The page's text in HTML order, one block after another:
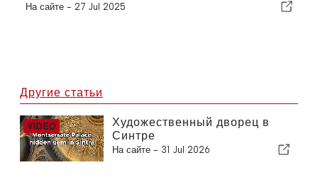
На сайте - 27 Jul 2025
Другие статьи
Художественный дворец в
Синтре
На сайте - 31 Jul 2026